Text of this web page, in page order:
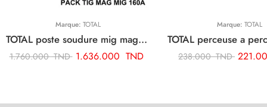
Marque: TOTAL
TOTAL poste soudure mig mag 160a 220/240 inverter + Cadeaux Bobine fil TMGT1601
1.760.000TND 1.636.000 TND
Marque: TOTAL
238.000TND